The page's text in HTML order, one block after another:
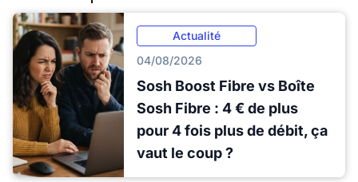
Actualité
04/08/2026
Sosh Boost Fibre vs Boîte
Sosh Fibre : 4 € de plus
pour 4 fois plus de débit, ça
vaut le coup ?